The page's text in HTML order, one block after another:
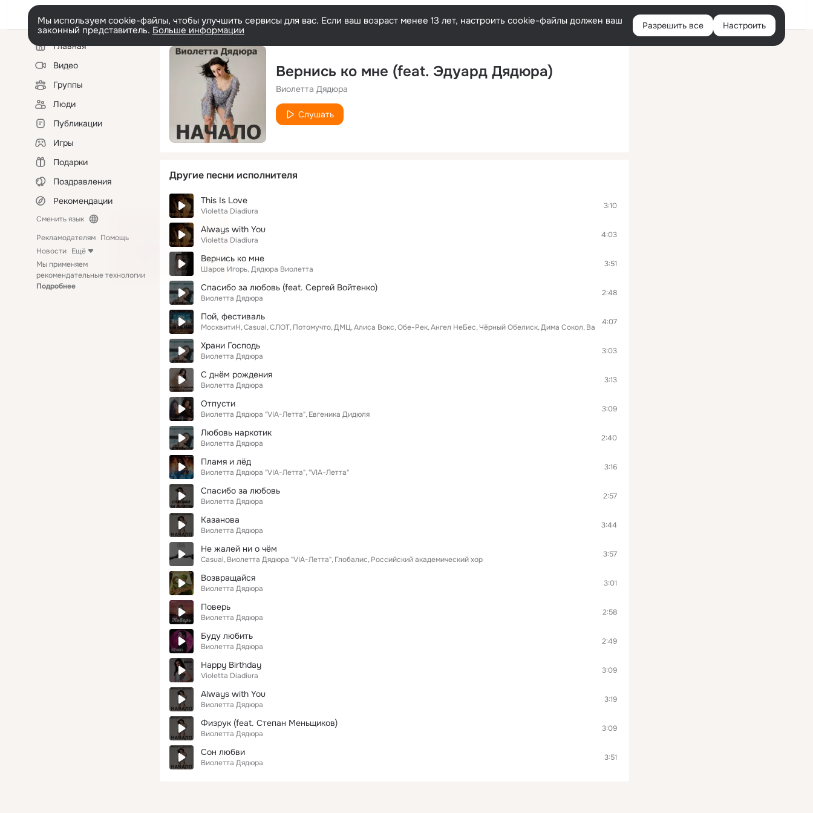
Войти
Мы используем cookie-файлы, чтобы улучшить сервисы для вас. Если ваш возраст менее 13 лет, настроить cookie-файлы должен ваш
законный представитель. Больше информации Разрешить все Настроить
Левая
колонкаГлавная
Видео
Группы
Люди
Публикации
Игры
Подарки
Поздравления
Рекомендации
Сменить язык
Рекламодателям Помощь
Новости Ещё
Мы применяем
рекомендательные технологии
Подробнее
Вернись ко мне (feat. Эдуард Дядюра)
Виолетта Дядюра
Слушать
Другие песни исполнителя
This Is Love
Violetta Diadiura
3:10
Always with You
Violetta Diadiura
4:03
Вернись ко мне
Шаров Игорь, Дядюра Виолетта
3:51
Спасибо за любовь (feat. Сергей Войтенко)
Виолетта Дядюра
2:48
Пой, фестиваль
МосквитиН Casual СЛОТ Потомучто ДМЦ Алиса Вокс Обе-Рек Ангел НеБес Чёрный Обелиск Дима Сокол Вася Васин
4:07
Храни Господь
Виолетта Дядюра
3:03
С днём рождения
Виолетта Дядюра
3:13
Отпусти
Виолетта Дядюра "VIA-Летта" Евгеника Дидюля
3:09
Любовь наркотик
Виолетта Дядюра
2:40
Пламя и лёд
Виолетта Дядюра "VIA-Летта" "VIA-Летта"
3:16
Спасибо за любовь
Виолетта Дядюра
2:57
Казанова
Виолетта Дядюра
3:44
Не жалей ни о чём
Casual Виолетта Дядюра "VIA-Летта" Глобалис Российский академический хор
3:57
Возвращайся
Виолетта Дядюра
3:01
Поверь
Виолетта Дядюра
2:58
Буду любить
Виолетта Дядюра
2:49
Happy Birthday
Violetta Diadiura
3:09
Always with You
Виолетта Дядюра
3:19
Физрук (feat. Степан Меньщиков)
Виолетта Дядюра
3:09
Сон любви
Виолетта Дядюра
3:51